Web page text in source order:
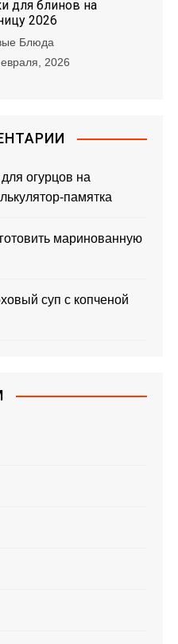
для блинов на
2026
Блюда
2026
огурцов на
памятка
маринованную
суп с копченой